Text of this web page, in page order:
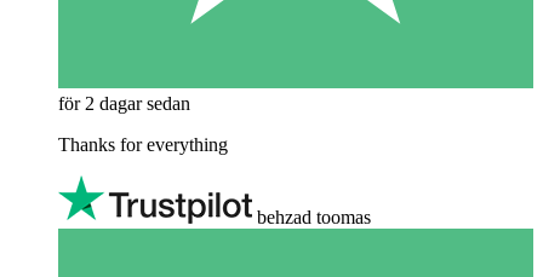
för 2 dagar sedan
Thanks for everything
behzad toomas